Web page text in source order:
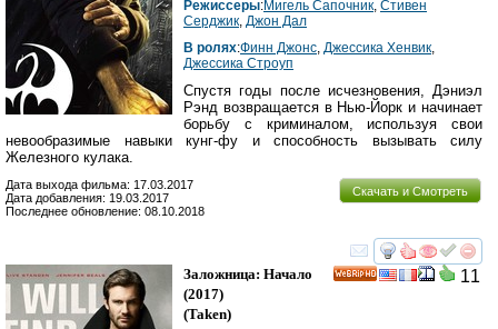
Режиссеры:Мигель Сапочник, Стивен
Серджик, Джон Дал
В ролях:Финн Джонс, Джессика Хенвик,
Джессика Строуп
Спустя годы после исчезновения, Дэниэл
Рэнд возвращается в Нью-Йорк и начинает
борьбу с криминалом, используя свои
невообразимые навыки кунг-фу и способность вызывать силу
Железного кулака.
Скачать и Смотреть
Дата выхода фильма: 17.03.2017
Дата добавления: 19.03.2017
Последнее обновление: 08.10.2018
смотреть
11
Заложница: Начало
(2017)
(Taken)